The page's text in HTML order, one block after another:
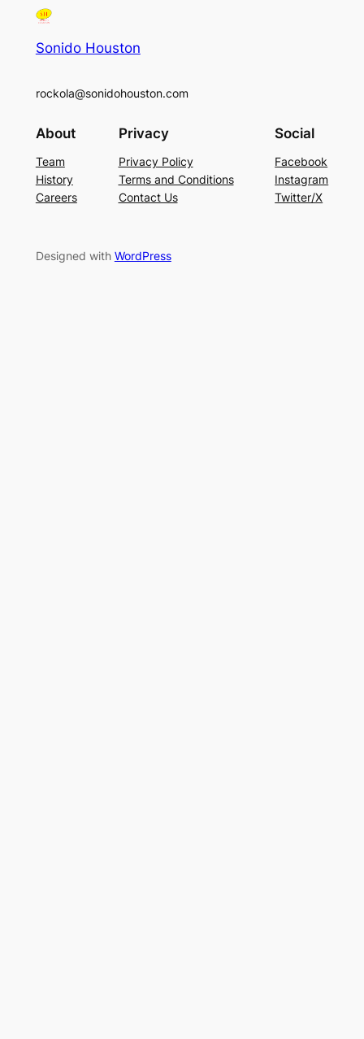
Sonido Houston
rockola@sonidohouston.com
About
Team
History
Careers
Privacy
Privacy Policy
Terms and Conditions
Contact Us
Social
Facebook
Instagram
Twitter/X
Designed with WordPress